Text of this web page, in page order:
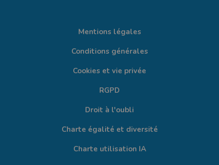
Mentions légales
Conditions générales
Cookies et vie privée
RGPD
Droit à l'oubli
Charte égalité et diversité
Charte utilisation IA